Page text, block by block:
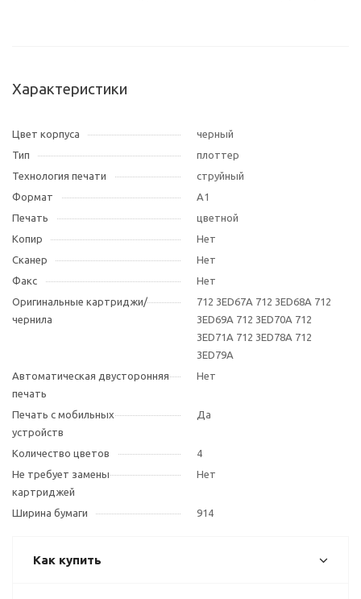
Характеристики
Цвет корпуса
черный
Тип
плоттер
Технология печати
струйный
Формат
A1
Печать
цветной
Копир
Нет
Сканер
Нет
Факс
Нет
Оригинальные картриджи/
чернила
712 3ED67A 712 3ED68A 712
3ED69A 712 3ED70A 712
3ED71A 712 3ED78A 712
3ED79A
Автоматическая двусторонняя
печать
Нет
Печать с мобильных
устройств
Да
Количество цветов
4
Не требует замены
картриджей
Нет
Ширина бумаги 914
Как купить